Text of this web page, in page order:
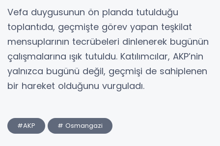
Vefa duygusunun ön planda tutulduğu
toplantıda, geçmişte görev yapan teşkilat
mensuplarının tecrübeleri dinlenerek bugünün
çalışmalarına ışık tutuldu. Katılımcılar, AKP’nin
yalnızca bugünü değil, geçmişi de sahiplenen
bir hareket olduğunu vurguladı.
#AKP # Osmangazi